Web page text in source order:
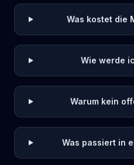
Was kostet die
Wie werde
Warum kein
Was passiert in